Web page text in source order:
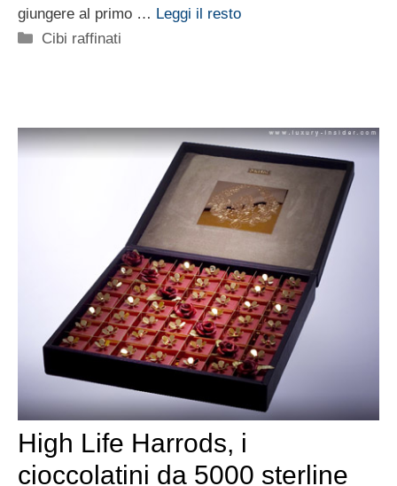
giungere al primo … Leggi il resto
Categorie
Cibi raffinati
High Life Harrods, i
cioccolatini da 5000 sterline